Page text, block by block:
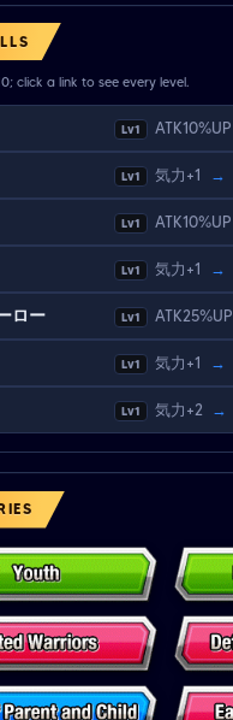
click a link to see every level.
Lv1 ATK10%UP
Lv1 気力+1 →
Lv1 ATK10%UP
Lv1 気力+1 →
ロー Lv1 ATK25%UP
Lv1 気力+1 →
Lv1 気力+2 →